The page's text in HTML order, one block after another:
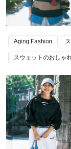
Aging Fashion
スウェットのおしゃ
パンツコーデ マ
運動会ファッション